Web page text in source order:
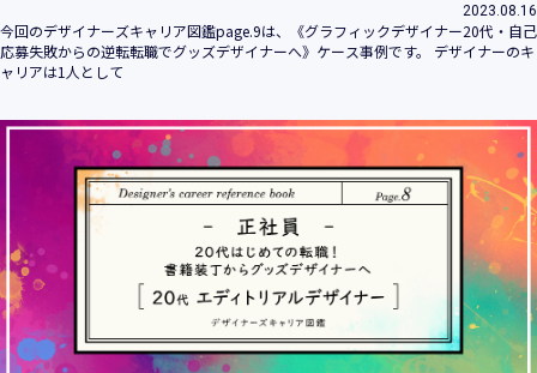
2023.08.16
今回のデザイナーズキャリア図鑑page.9は、《グラフィックデザイナー20代・自己
応募失敗からの逆転転職でグッズデザイナーへ》ケース事例です。 デザイナーのキ
ャリアは1人として